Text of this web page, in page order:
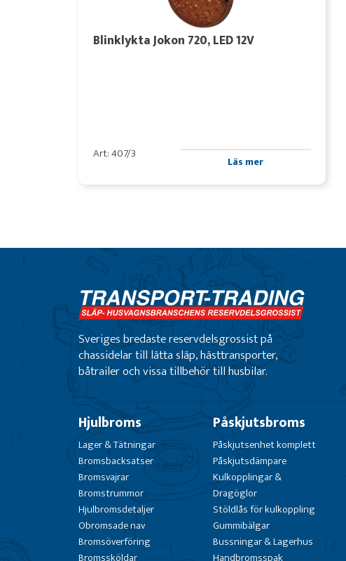
Blinklykta Jokon 720, LED 12V
Art: 407/3 Läs mer
Sveriges bredaste reservdelsgrossist på
chassidelar till lätta släp, hästtransporter,
båtrailer och vissa tillbehör till husbilar.
Hjulbroms
Lager & Tätningar
Bromsbacksatser
Bromsvajrar
Bromstrummor
Hjulbromsdetaljer
Obromsade nav
Bromsöverföring
Påskjutsbroms
Påskjutsenhet komplett
Påskjutsdämpare
Kulkopplingar &
Dragöglor
Stöldlås för kulkoppling
Gummibälgar
Bussningar & Lagerhus